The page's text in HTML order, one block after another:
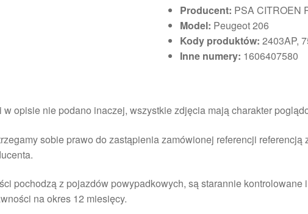
Producent: PSA CITROEN
Model: Peugeot 206
Kody produktów: 2403AP,
Inne numery: 1606407580
w opisie nie podano inaczej, wszystkie zdjęcia mają charakter
sobie prawo do zastąpienia zamówionej referencji referencją
pochodzą z pojazdów powypadkowych, są starannie kontrolowane
na okres 12 miesięcy.